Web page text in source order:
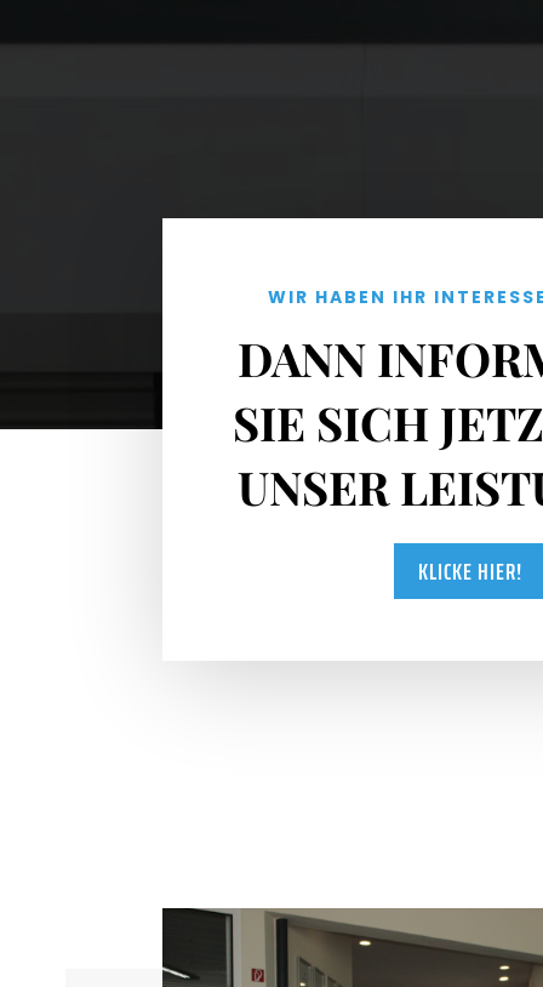
WIR HABEN IHR
DANN
SIE SICH
UNSER
KLICKE HIER!